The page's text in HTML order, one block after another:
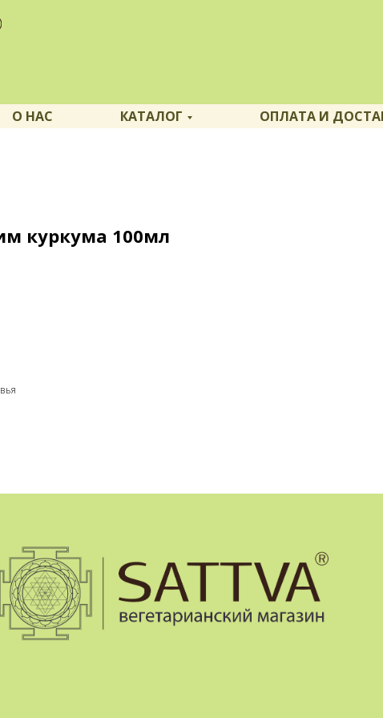
О НАС КАТАЛОГ ОПЛАТА И
куркума 100мл